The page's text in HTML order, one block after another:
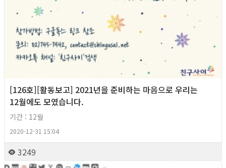
[126호][활동보고] 2021년을 준비하는 마음으로 우리는
12월에도 모였습니다.
기간 : 12월
2020-12-31 15:04
3249